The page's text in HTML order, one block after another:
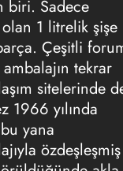
biri. Sadece
1 litrelik şişe
Çeşitli
tekrar
sitelerinde
1966 yılında
yana
özdeşleşmiş